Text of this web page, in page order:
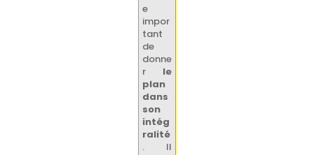
e
impor
tant
de
donne
r le
plan
dans
son
intég
ralité
. Il